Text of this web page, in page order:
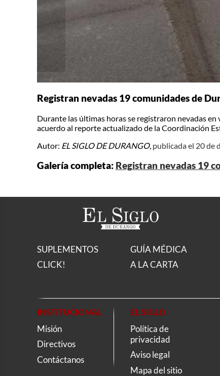
Registran nevadas 19 comunidades de
Durante las últimas horas se registraron nevadas
acuerdo al reporte actualizado de la Coordinación
Autor: EL SIGLO DE DURANGO, publicada el 20 de
Galería completa: Registran nevadas 19
SUPLEMENTOS
CLICK!
GUÍA MÉDICA
A LA CARTA
INSTITUCIONAL
Misión
Directivos
Contáctanos
EL SIGLO
Política de
privacidad
Aviso legal
Mapa del sitio